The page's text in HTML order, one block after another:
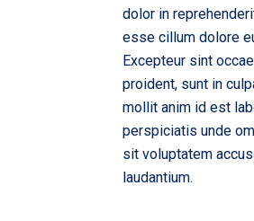
dolor in
esse cillum dolore
Excepteur sint
proident, sunt in
mollit anim id est
perspiciatis unde
sit voluptatem
laudantium.